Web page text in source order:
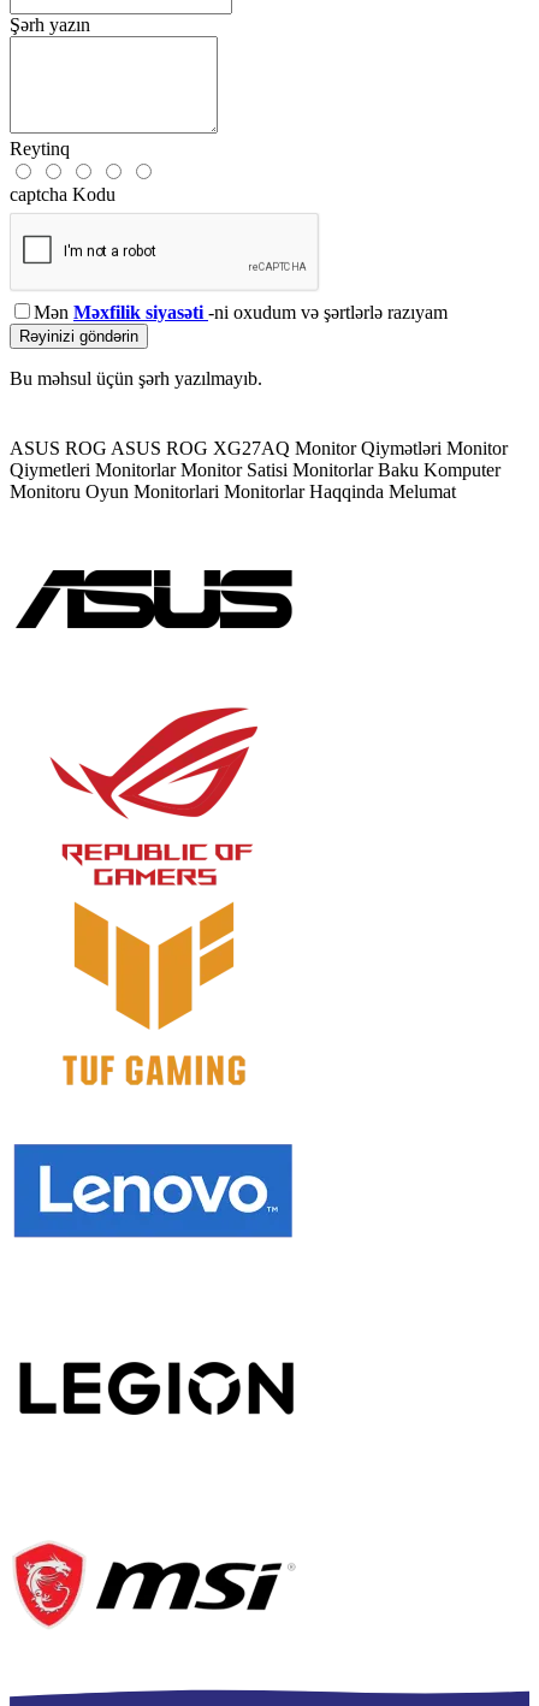
Şərh yazın
Reytinq
captcha Kodu
Mən Məxfilik siyasəti -ni oxudum və şərtlərlə razıyam
Rəyinizi göndərin
Bu məhsul üçün şərh yazılmayıb.
ASUS ROG ASUS ROG XG27AQ Monitor Qiymətləri Monitor
Qiymetleri Monitorlar Monitor Satisi Monitorlar Baku Komputer
Monitoru Oyun Monitorlari Monitorlar Haqqinda Melumat